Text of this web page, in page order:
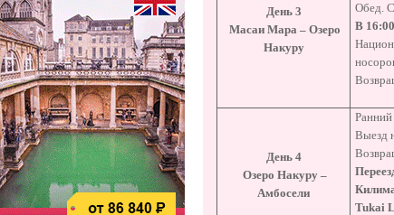
День 3
Масаи Мара – Озеро
Накуру
Обед.
В
День 4
Озеро Накуру –
Амбосели
Ранний
Выезд
Tukai